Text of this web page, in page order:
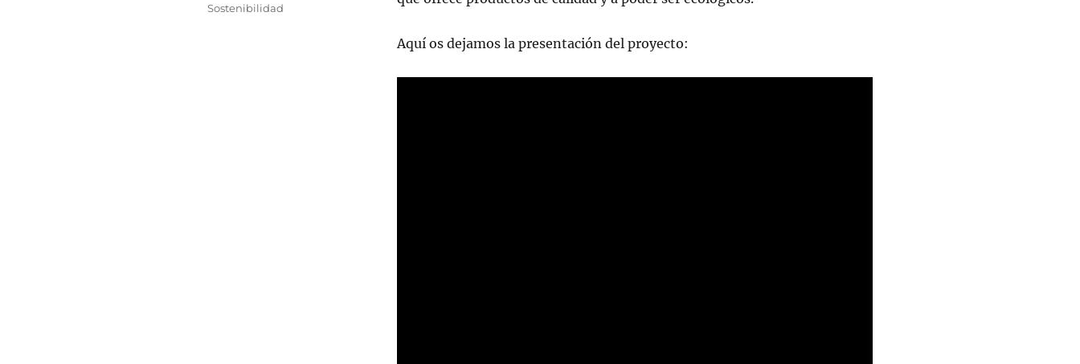
Aquí os dejamos la presentación del proyecto:
Sostenibilidad